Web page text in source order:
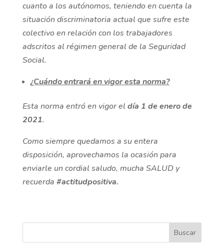
cuanto a los autónomos, teniendo en cuenta la
situación discriminatoria actual que sufre este
colectivo en relación con los trabajadores
adscritos al régimen general de la Seguridad
Social.
¿Cuándo entrará en vigor esta norma?
Esta norma entró en vigor el día 1 de enero de
2021.
Como siempre quedamos a su entera
disposición, aprovechamos la ocasión para
enviarle un cordial saludo, mucha SALUD y
recuerda #actitudpositiva.
Buscar